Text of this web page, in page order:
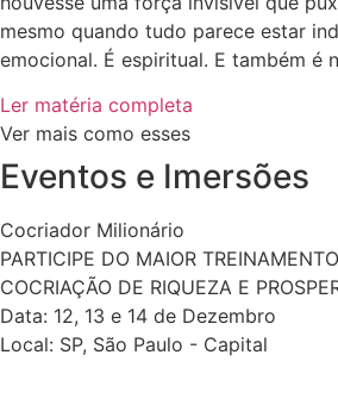
mesmo quando tudo parece estar
emocional. É espiritual. E também é
Ler matéria completa
Ver mais como esses
Eventos e Imersões
Cocriador Milionário
PARTICIPE DO MAIOR
COCRIAÇÃO DE RIQUEZA E
Data: 12, 13 e 14 de Dezembro
Local: SP, São Paulo - Capital